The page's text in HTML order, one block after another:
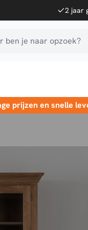
2 jaar
ben je naar opzoek?
prijzen en snelle